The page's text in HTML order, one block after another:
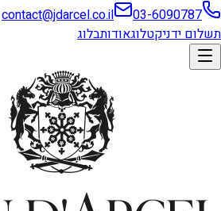
03-6090787
contact@jdarcel.co.il
תשלום ידניקטלוגאודותבלוג